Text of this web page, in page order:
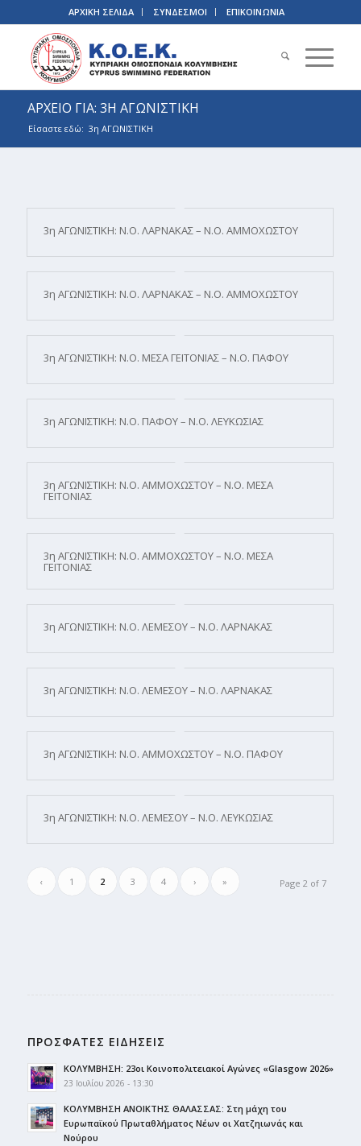
ΑΡΧΙΚΗ ΣΕΛΙΔΑ ΣΥΝΔΕΣΜΟΙ ΕΠΙΚΟΙΝΩΝΙΑ
ΑΡΧΕΙΟ ΓΙΑ: 3Η ΑΓΩΝΙΣΤΙΚΗ
Είσαστε εδώ: 3η ΑΓΩΝΙΣΤΙΚΗ
3η ΑΓΩΝΙΣΤΙΚΗ: Ν.Ο. ΛΑΡΝΑΚΑΣ – Ν.Ο. ΑΜΜΟΧΩΣΤΟΥ
3η ΑΓΩΝΙΣΤΙΚΗ: Ν.Ο. ΛΑΡΝΑΚΑΣ – Ν.Ο. ΑΜΜΟΧΩΣΤΟΥ
3η ΑΓΩΝΙΣΤΙΚΗ: Ν.Ο. ΜΕΣΑ ΓΕΙΤΟΝΙΑΣ – Ν.Ο. ΠΑΦΟΥ
3η ΑΓΩΝΙΣΤΙΚΗ: Ν.Ο. ΠΑΦΟΥ – Ν.Ο. ΛΕΥΚΩΣΙΑΣ
3η ΑΓΩΝΙΣΤΙΚΗ: Ν.Ο. ΑΜΜΟΧΩΣΤΟΥ – Ν.Ο. ΜΕΣΑ
ΓΕΙΤΟΝΙΑΣ
3η ΑΓΩΝΙΣΤΙΚΗ: Ν.Ο. ΑΜΜΟΧΩΣΤΟΥ – Ν.Ο. ΜΕΣΑ
ΓΕΙΤΟΝΙΑΣ
3η ΑΓΩΝΙΣΤΙΚΗ: Ν.Ο. ΛΕΜΕΣΟΥ – Ν.Ο. ΛΑΡΝΑΚΑΣ
3η ΑΓΩΝΙΣΤΙΚΗ: Ν.Ο. ΛΕΜΕΣΟΥ – Ν.Ο. ΛΑΡΝΑΚΑΣ
3η ΑΓΩΝΙΣΤΙΚΗ: Ν.Ο. ΑΜΜΟΧΩΣΤΟΥ – Ν.Ο. ΠΑΦΟΥ
3η ΑΓΩΝΙΣΤΙΚΗ: Ν.Ο. ΛΕΜΕΣΟΥ – Ν.Ο. ΛΕΥΚΩΣΙΑΣ
Page 2 of 7
‹ 1 2 3 4 › »
ΠΡΟΣΦΑΤΕΣ ΕΙΔΗΣΕΙΣ
ΚΟΛΥΜΒΗΣΗ: 23οι Κοινοπολιτειακοί Αγώνες «Glasgow 2026»
23 Ιουλίου 2026 - 13:30
ΚΟΛΥΜΒΗΣΗ ΑΝΟΙΚΤΗΣ ΘΑΛΑΣΣΑΣ: Στη μάχη του
Ευρωπαϊκού Πρωταθλήματος Νέων οι Χατζηιωνάς και
Νούρου